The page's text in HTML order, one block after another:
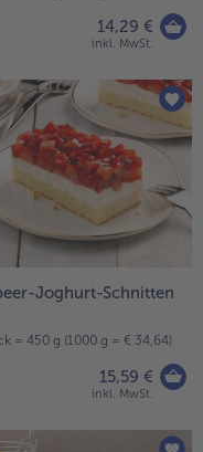
nach Wahl
14,29 €
inkl. MwSt.
Joghurt-Schnitten
= 450 g (1000 g = € 34,64)
15,59 €
inkl. MwSt.